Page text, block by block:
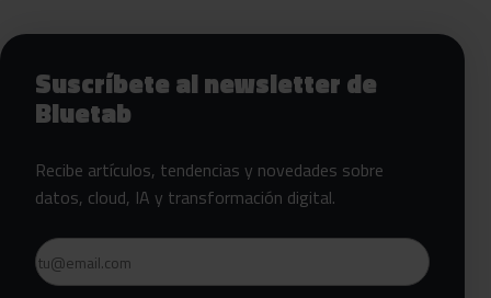
Siguientes pasos con Bluetab
Suscríbete al newsletter de
Bluetab
Recibe artículos, tendencias y novedades sobre
datos, cloud, IA y transformación digital.
Email